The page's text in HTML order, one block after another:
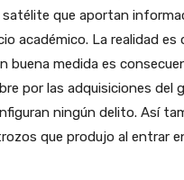
que aportan
académico. La realidad es
buena medida es
por las adquisiciones del
ningún delito. Así
que produjo al entrar